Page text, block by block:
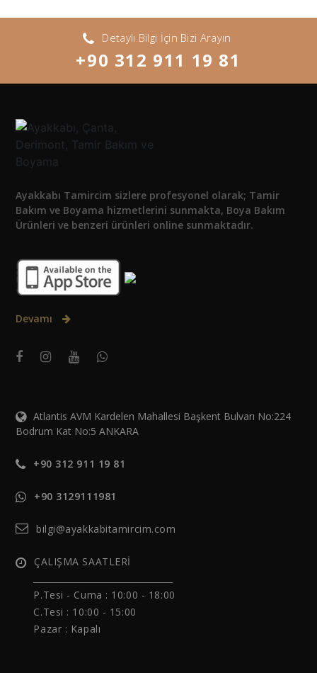
Detaylı Bilgi İçin Bizi Arayın
+90 312 911 19 81
Ayakkabı Tamircim sizlere profesyonel olarak; Tamir
Bakım ve Boyama hizmetlerini sunmakta, Boya Bakım
Ürünleri ve benzeri ürünleri online sunmaktadır.
Devamı
Atlantis AVM Kardelen Mahallesi Başkent Bulvarı No:224
Bodrum Kat No:5 ANKARA
+90 312 911 19 81
+90 3129111981
bilgi@ayakkabitamircim.com
ÇALIŞMA SAATLERİ
P.Tesi - Cuma : 10:00 - 18:00
C.Tesi : 10:00 - 15:00
Pazar : Kapalı